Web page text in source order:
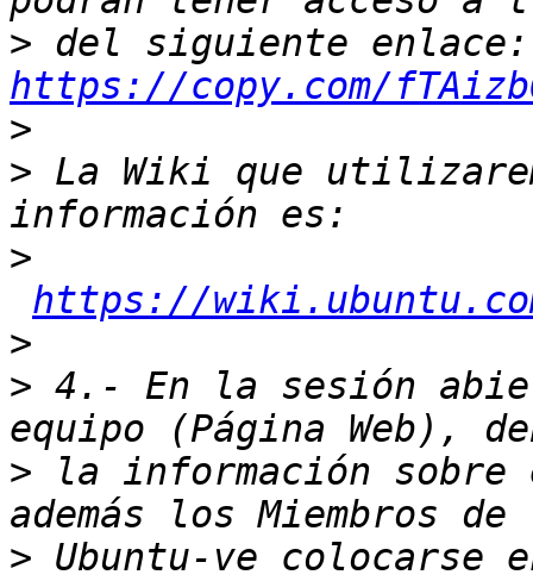
>
https://copy.com/
>
> La Wiki que
>
https://
>
> 4.- En la sesión
> la información sobre
> Ubuntu-ve colocarse